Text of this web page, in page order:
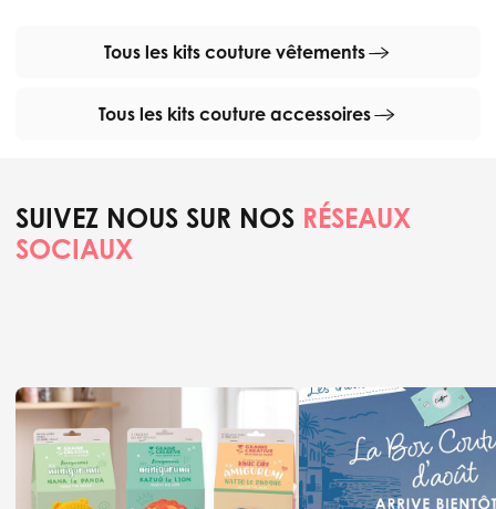
Tous les kits couture vêtements
Tous les kits couture accessoires
SUIVEZ NOUS SUR NOS RÉSEAUX
SOCIAUX